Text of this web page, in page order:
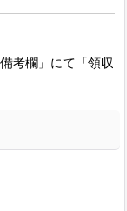
考欄」にて「領収